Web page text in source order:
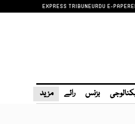
EXPRESS TRIBUNEURDU E-PAPER
بزنس رائے مزید